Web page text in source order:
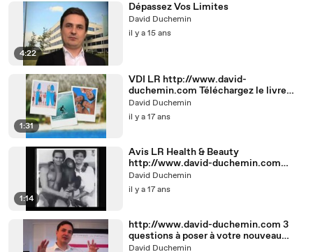
4:22
Dépassez Vos Limites
David Duchemin
il y a 15 ans
1:31
VDI LR http://www.david-
duchemin.com Téléchargez le livre
"Confidences et Conseils d'un Pro du
MLM"
David Duchemin
il y a 17 ans
1:14
Avis LR Health & Beauty
http://www.david-duchemin.com
Téléchargez le livre "Confidences et
Conseils d'un Pro du MLM"
David Duchemin
il y a 17 ans
http://www.david-duchemin.com 3
questions à poser à votre nouveau
partenaire
David Duchemin